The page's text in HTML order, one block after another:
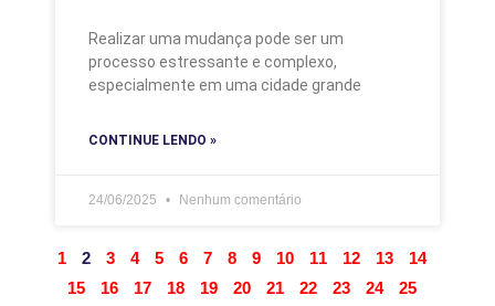
Realizar uma mudança pode ser um
processo estressante e complexo,
especialmente em uma cidade grande
CONTINUE LENDO »
24/06/2025 Nenhum comentário
1 2 3 4 5 6 7 8 9 10 11 12 13
14
15
16 17 18 19 20 21 22 23 24
25